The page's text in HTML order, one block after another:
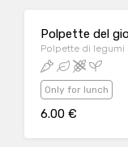
Polpette del
Polpette di legumi
Only for lunch
6.00 €